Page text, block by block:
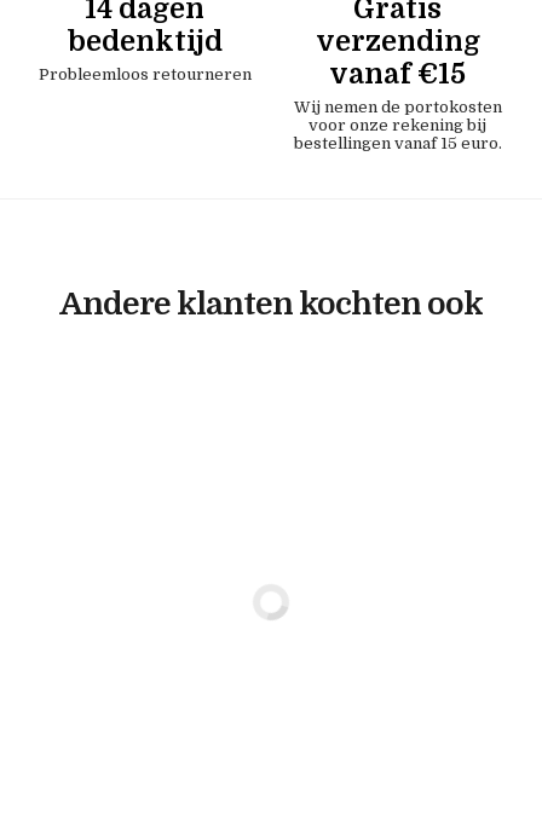
14 dagen
bedenktijd
Probleemloos retourneren
Gratis
verzending
vanaf €15
Wij nemen de portokosten
voor onze rekening bij
bestellingen vanaf 15 euro.
Andere klanten kochten ook